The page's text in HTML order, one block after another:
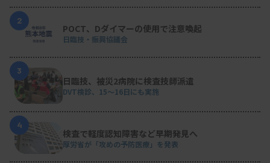
2
POCT、Dダイマーの使用で注意喚起
日臨技・振興協議会
3
日臨技、被災2病院に検査技師派遣
DVT検診、15～16日にも実施
4
検査で軽度認知障害など早期発見へ
厚労省が「攻めの予防医療」を発表